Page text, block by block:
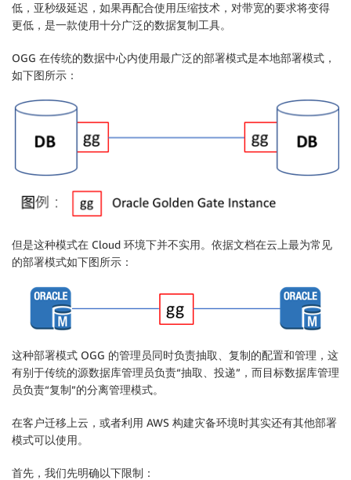
低，亚秒级延迟，如果再配合使用压缩技术，对带宽的要求将变得
更低，是一款使用十分广泛的数据复制工具。
OGG 在传统的数据中心内使用最广泛的部署模式是本地部署模式，
如下图所示：
但是这种模式在 Cloud 环境下并不实用。依据文档在云上最为常见
的部署模式如下图所示：
这种部署模式 OGG 的管理员同时负责抽取、复制的配置和管理，这
有别于传统的源数据库管理员负责“抽取、投递”，而目标数据库管理
员负责“复制”的分离管理模式。
在客户迁移上云，或者利用 AWS 构建灾备环境时其实还有其他部署
模式可以使用。
首先，我们先明确以下限制：